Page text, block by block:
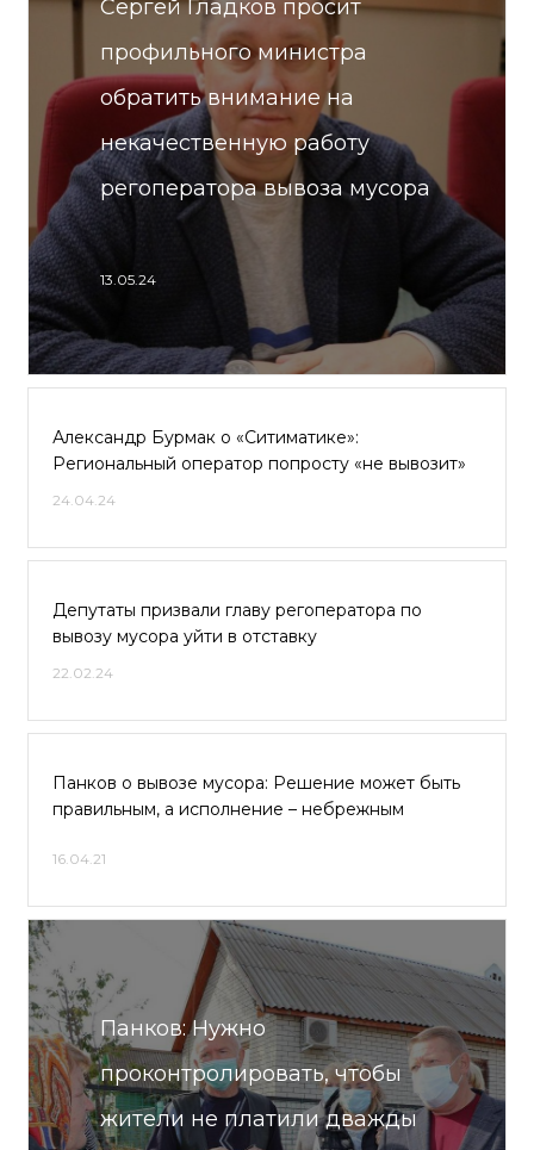
Сергей Гладков просит
профильного министра
обратить внимание на
некачественную работу
регоператора вывоза мусора
13.05.24
Александр Бурмак о «Ситиматике»:
Региональный оператор попросту «не вывозит»
24.04.24
Депутаты призвали главу регоператора по
вывозу мусора уйти в отставку
22.02.24
Панков о вывозе мусора: Решение может быть
правильным, а исполнение – небрежным
16.04.21
Панков: Нужно
проконтролировать, чтобы
жители не платили дважды